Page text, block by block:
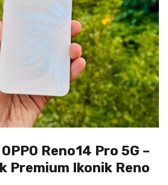
Reno14 Pro 5G –
Premium Ikonik Reno